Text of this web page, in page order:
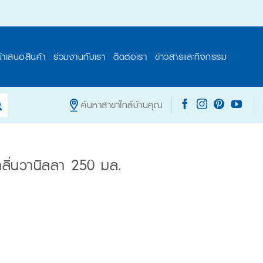
เสนอสินค้า ร่วมงานกับเรา ติดต่อเรา ข่าวสารและกิจกรรม
ค้นหาสาขาใกล้บ้านคุณ
นวานิลลา 250 มล.